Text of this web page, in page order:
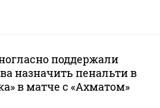
поддержали
назначить пенальти в
в матче с «Ахматом»